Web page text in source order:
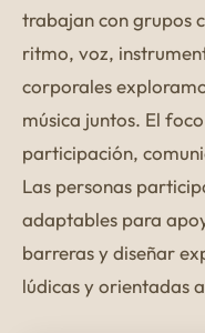
trabajan con grupos
ritmo, voz,
corporales
música juntos. El
participación,
Las personas
adaptables para
barreras y diseñar
lúdicas y orientadas